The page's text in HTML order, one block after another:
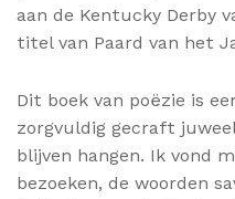
aan de Kentucky Derby
titel van Paard van het
Dit boek van poëzie is
zorgvuldig gecraft
blijven hangen. Ik vond
bezoeken, de woorden